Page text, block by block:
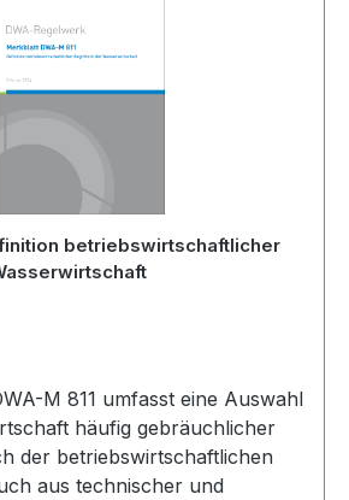
betriebswirtschaftlicher
M 811 umfasst eine Auswahl
häufig gebräuchlicher
der betriebswirtschaftlichen
aus technischer und